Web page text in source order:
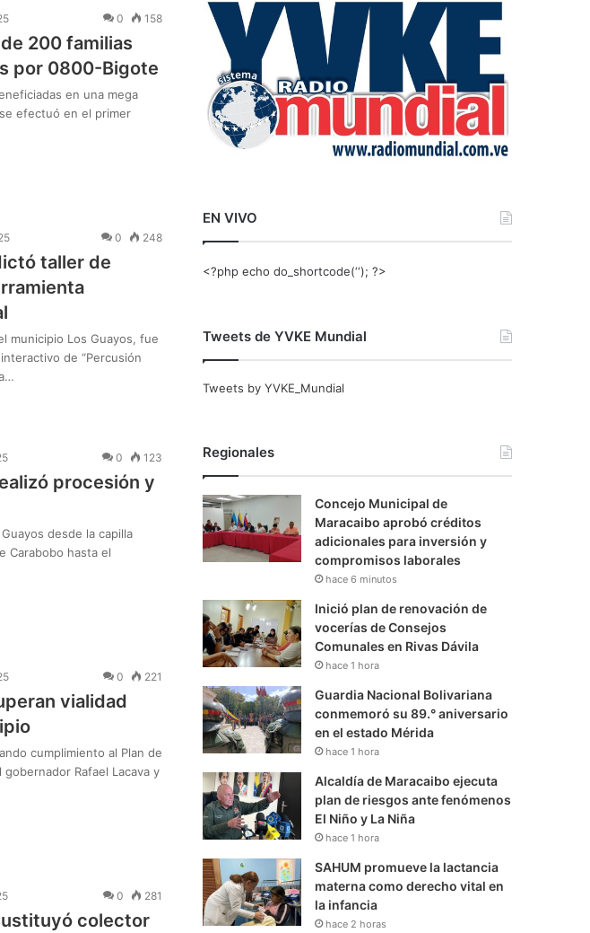
0 158
200 familias
por 0800-Bigote
en una mega
efectuó en el primer
0 248
taller de
municipio Los Guayos, fue
de “Percusión
0 123
procesión y
desde la capilla
Carabobo hasta el
0 221
vialidad
cumplimiento al Plan de
Rafael Lacava y
0 281
colector
r
EN VIVO
<?php echo do_shortcode(‘‘); ?>
Tweets de YVKE Mundial
Tweets by YVKE_Mundial
Regionales
Concejo Municipal de
Maracaibo aprobó créditos
adicionales para inversión y
compromisos laborales
hace 6 minutos
Inició plan de renovación de
vocerías de Consejos
Comunales en Rivas Dávila
hace 1 hora
Guardia Nacional Bolivariana
conmemoró su 89.° aniversario
en el estado Mérida
hace 1 hora
Alcaldía de Maracaibo ejecuta
plan de riesgos ante fenómenos
El Niño y La Niña
hace 1 hora
SAHUM promueve la lactancia
materna como derecho vital en
la infancia
hace 2 horas